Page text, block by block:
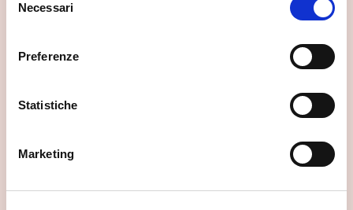
delNecessari
Preferenze
Statistiche
Marketing